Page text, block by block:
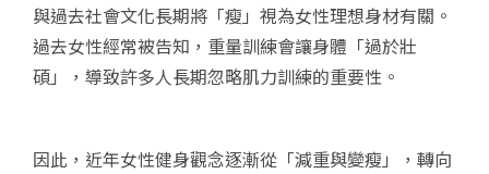
與過去社會文化長期將「瘦」視為女性理想身材有關。
過去女性經常被告知，重量訓練會讓身體「過於壯
碩」，導致許多人長期忽略肌力訓練的重要性。
因此，近年女性健身觀念逐漸從「減重與變瘦」，轉向